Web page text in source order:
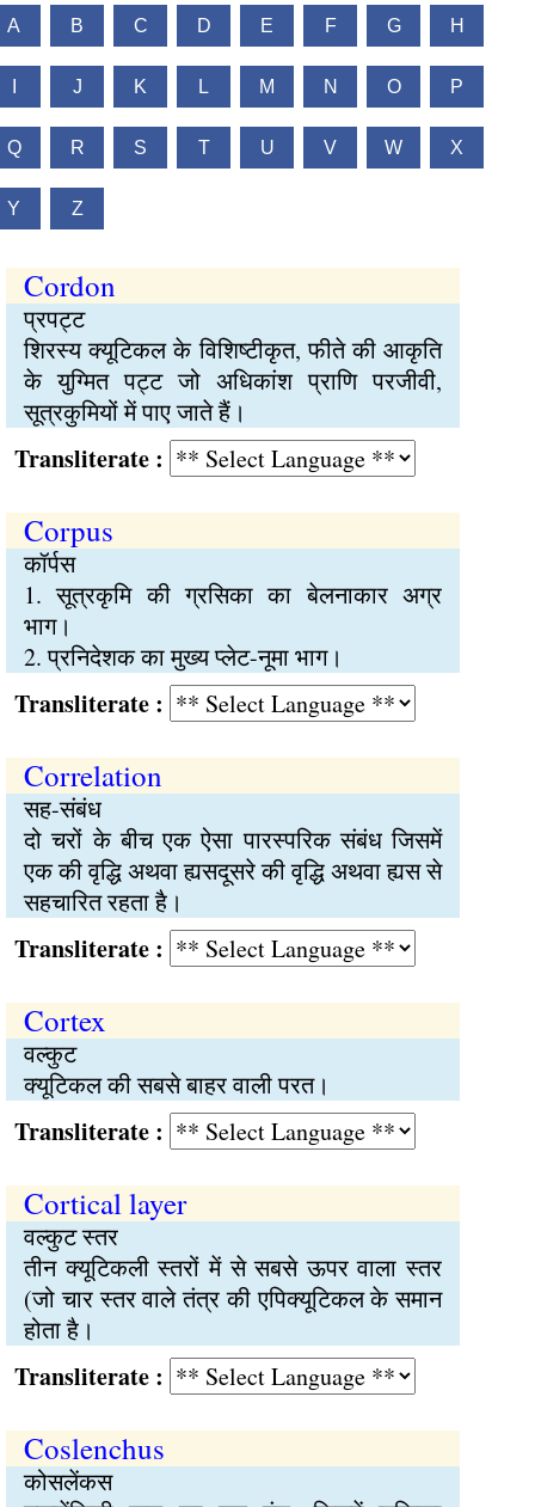
A B C D E F G H
J K L M N O P
Q R S T U V W X
Y Z
Cordon
प्रपट्ट
शिरस्य क्यूटिकल के विशिष्टीकृत, फीते की आकृति
के युग्मित पट्ट जो अधिकांश प्राणि परजीवी,
सूत्रकुमियों में पाए जाते हैं।
:
Corpus
कॉर्पस
1. सूत्रकृमि की ग्रसिका का बेलनाकार अग्र
भाग।
2. प्रनिदेशक का मुख्य प्लेट-नूमा भाग।
:
Correlation
सह-संबंध
दो चरों के बीच एक ऐसा पारस्परिक संबंध जिसमें
एक की वृद्धि अथवा ह्यसदूसरे की वृद्धि अथवा ह्यस से
सहचारित रहता है।
:
Cortex
वल्कुट
क्यूटिकल की सबसे बाहर वाली परत।
:
Cortical layer
वल्कुट स्तर
तीन क्यूटिकली स्तरों में से सबसे ऊपर वाला स्तर
(जो चार स्तर वाले तंत्र की एपिक्यूटिकल के समान
होता है।
:
Coslenchus
कोसलेंकस